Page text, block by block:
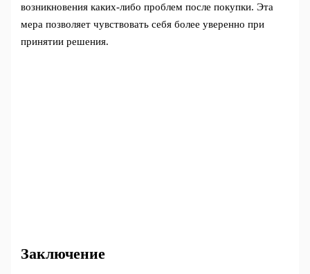
возникновения каких-либо проблем после покупки. Эта
мера позволяет чувствовать себя более уверенно при
принятии решения.
Заключение